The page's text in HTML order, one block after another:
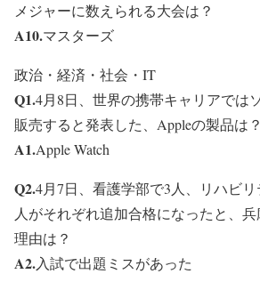
メジャーに数えられる大会は？
A10.マスターズ
政治・経済・社会・IT
Q1.4月8日、世界の携帯キャリアでは
販売すると発表した、Appleの製品は？
A1.Apple Watch
Q2.4月7日、看護学部で3人、リハビ
人がそれぞれ追加合格になったと、
理由は？
A2.入試で出題ミスがあった